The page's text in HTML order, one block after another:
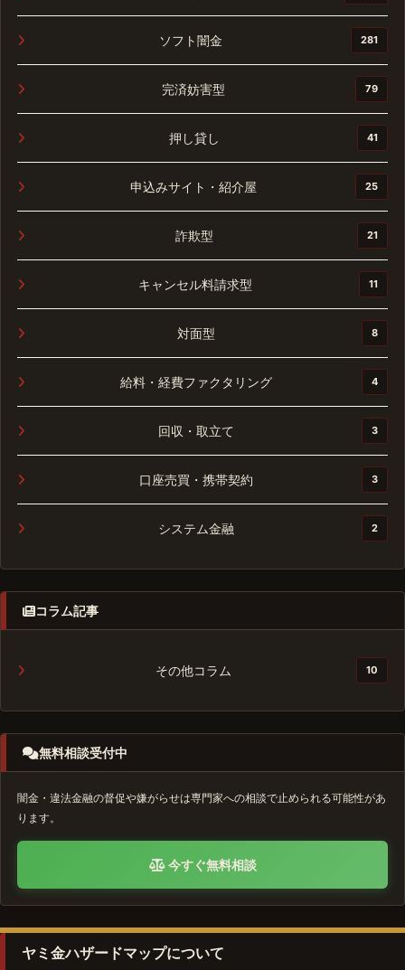
ソフト闇金 281
完済妨害型 79
押し貸し 41
申込みサイト・紹介屋 25
詐欺型 21
キャンセル料請求型 11
対面型 8
給料・経費ファクタリング 4
回収・取立て 3
口座売買・携帯契約 3
システム金融 2
コラム記事
その他コラム 10
無料相談受付中
闇金・違法金融の督促や嫌がらせは専門家への相談で止められる可能性があ
ります。
今すぐ無料相談
ヤミ金ハザードマップについて